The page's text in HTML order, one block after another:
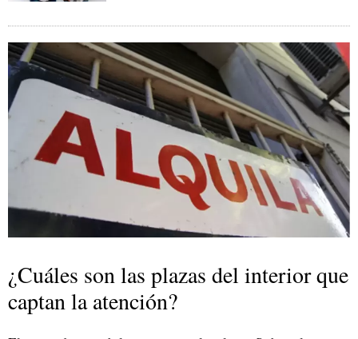
¿Cuáles son las plazas del interior que
captan la atención?